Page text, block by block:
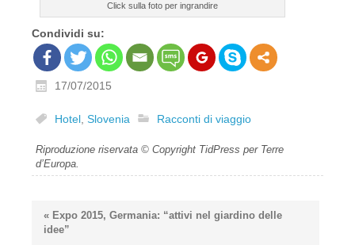
Click sulla foto per ingrandire
Condividi su:
17/07/2015
Hotel Slovenia Racconti di viaggio
Riproduzione riservata © Copyright TidPress per Terre
d’Europa.
« Expo 2015, Germania: “attivi nel giardino delle
idee”